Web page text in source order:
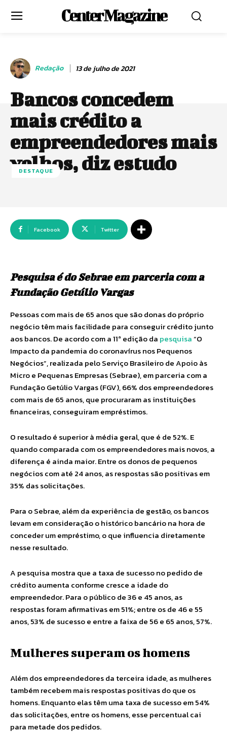
Center Magazine
Redação 13 de julho de 2021
Bancos concedem
mais crédito a
empreendedores mais
velhos, diz estudo
DESTAQUE
Facebook Twitter
Pesquisa é do Sebrae em parceria com a
Fundação Getúlio Vargas
Pessoas com mais de 65 anos que são donas do próprio
negócio têm mais facilidade para conseguir crédito junto
aos bancos. De acordo com a 11ª edição da pesquisa“O
Impacto da pandemia do coronavírus nos Pequenos
Negócios”, realizada pelo Serviço Brasileiro de Apoio às
Micro e Pequenas Empresas (Sebrae), em parceria com a
Fundação Getúlio Vargas (FGV), 66% dos empreendedores
com mais de 65 anos, que procuraram as instituições
financeiras, conseguiram empréstimos.
O resultado é superior à média geral, que é de 52%. E
quando comparada com os empreendedores mais novos, a
diferença é ainda maior. Entre os donos de pequenos
negócios com até 24 anos, as respostas são positivas em
35% das solicitações.
Para o Sebrae, além da experiência de gestão, os bancos
levam em consideração o histórico bancário na hora de
conceder um empréstimo, o que influencia diretamente
nesse resultado.
A pesquisa mostra que a taxa de sucesso no pedido de
crédito aumenta conforme cresce a idade do
empreendedor. Para o público de 36 e 45 anos, as
respostas foram afirmativas em 51%; entre os de 46 e 55
anos, 53% de sucesso e entre a faixa de 56 e 65 anos, 57%.
Mulheres superam os homens
Além dos empreendedores da terceira idade, as mulheres
também recebem mais respostas positivas do que os
homens. Enquanto elas têm uma taxa de sucesso em 54%
das solicitações, entre os homens, esse percentual cai
para metade dos pedidos.